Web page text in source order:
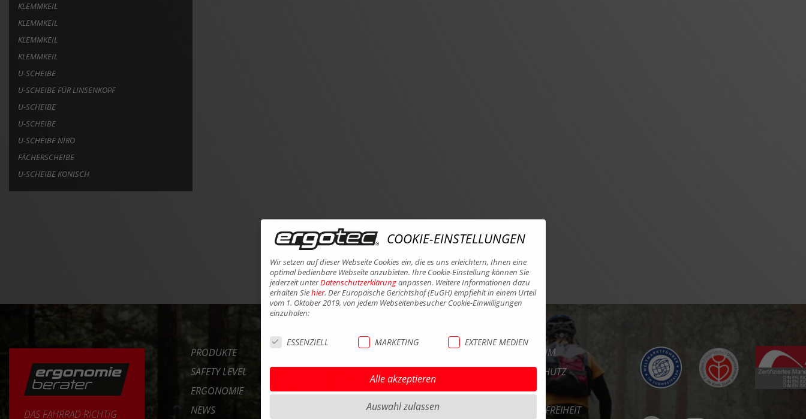
KLEMMKEIL
KLEMMKEIL
KLEMMKEIL
KLEMMKEIL
U-SCHEIBE
U-SCHEIBE FÜR LINSENKOPF
U-SCHEIBE
U-SCHEIBE
U-SCHEIBE NIRO
FÄCHERSCHEIBE
U-SCHEIBE KONISCH
DAS FAHRRAD RICHTIG
PRODUKTE
SAFETY LEVEL
ERGONOMIE
NEWS
HIGHLIGHTS MTB
HIGHLIGHTS SATTEL UND
SATTELSTÜTZEN
HIGHLIGHTS PEDALE
IMPRESSUM
DATENSCHUTZ
AGB
BARRIEREFREIHEIT
COOKIE-EINSTELLUNGEN
Wir setzen auf dieser Webseite Cookies ein, die es uns erleichtern, Ihnen eine
optimal bedienbare Webseite anzubieten. Ihre Cookie-Einstellung können Sie
jederzeit unterDatenschutzerklärunganpassen. Weitere Informationen dazu
erhalten Siehier. Der Europäische Gerichtshof (EuGH) empfiehlt in einem Urteil
vom 1. Oktober 2019, von jedem Webseitenbesucher Cookie-Einwilligungen
einzuholen:
ESSENZIELL MARKETING EXTERNE MEDIEN
Alle akzeptieren
Auswahl zulassen